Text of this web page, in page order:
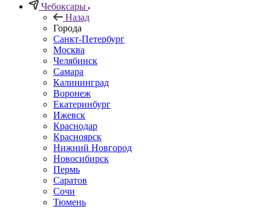
Чебоксары
Назад
Города
Санкт-Петербург
Москва
Челябинск
Самара
Калининград
Воронеж
Екатеринбург
Ижевск
Краснодар
Красноярск
Нижний Новгород
Новосибирск
Пермь
Саратов
Сочи
Тюмень